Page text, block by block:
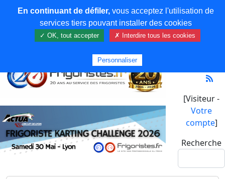
[Visiteur -
Votre
compte]
Recherche
En continuant de défiler,vous acceptez l'utilisation de
services tiers pouvant installer des cookies
✓ OK, tout accepter ✗ Interdire tous les cookies
Personnaliser